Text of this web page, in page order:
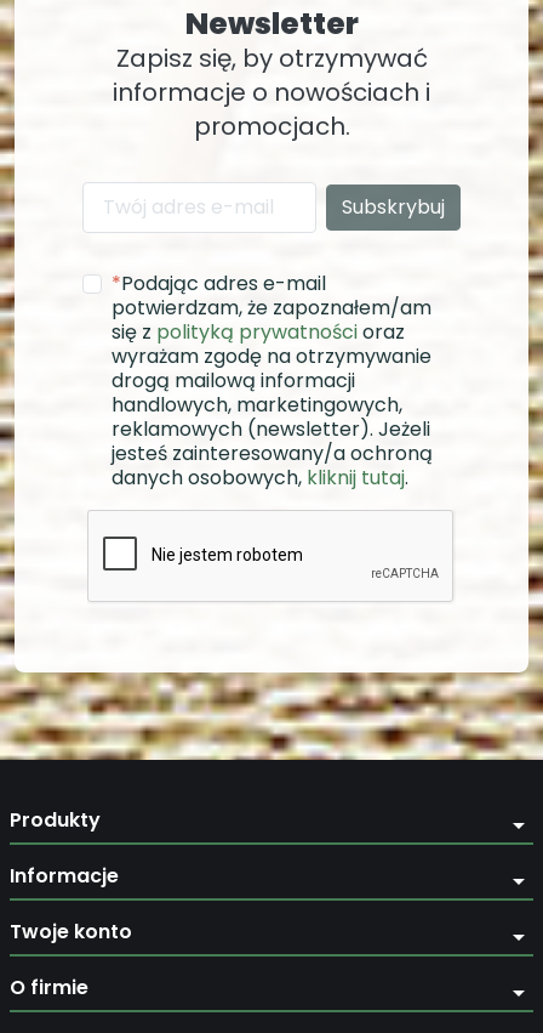
Newsletter
Zapisz się, by otrzymywać
informacje o nowościach i
promocjach.
*Podając adres e-mail
potwierdzam, że zapoznałem/am
się z polityką prywatnościoraz
wyrażam zgodę na otrzymywanie
drogą mailową informacji
handlowych, marketingowych,
reklamowych (newsletter). Jeżeli
jesteś zainteresowany/a ochroną
danych osobowych, kliknij tutaj.
Produkty arrow_drop_down
Informacje arrow_drop_down
Twoje konto arrow_drop_down
O firmie arrow_drop_down